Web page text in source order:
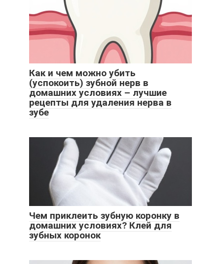
Как и чем можно убить
(успокоить) зубной нерв в
домашних условиях – лучшие
рецепты для удаления нерва в
зубе
Чем приклеить зубную коронку в
домашних условиях? Клей для
зубных коронок